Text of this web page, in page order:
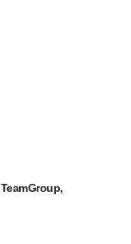
TeamGroup